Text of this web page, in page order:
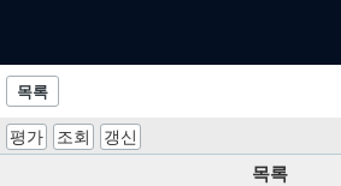
목록
평가 조회 갱신
목록